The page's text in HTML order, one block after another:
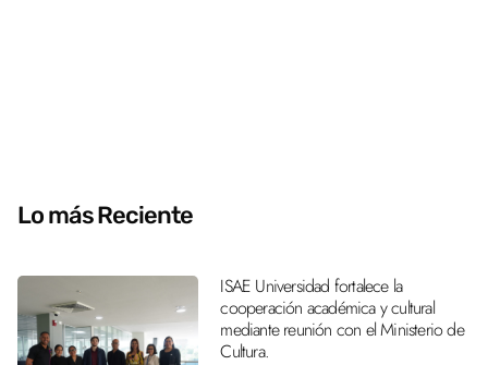
Lo más Reciente
ISAE Universidad fortalece la
cooperación académica y cultural
mediante reunión con el Ministerio de
Cultura.